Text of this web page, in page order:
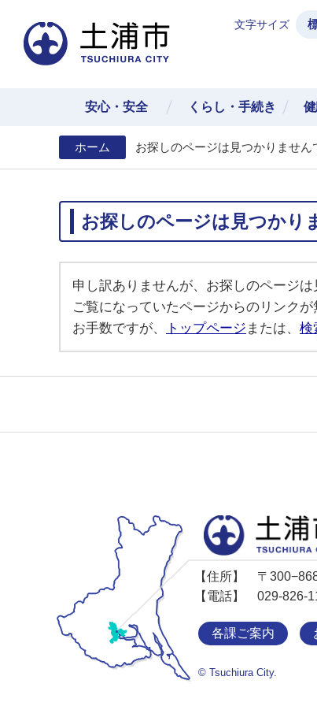
文字サイズ
安心・安全 くらし・手続き
ホーム お探しのページは見つかりません
お探しのページは見つかり
申し訳ありませんが、お探しのページは
ご覧になっていたページからのリンク
お手数ですが、
トップページ または、 検
【住所】
〒
【電話】
029-826-
各課ご案内
© Tsuchiura City.